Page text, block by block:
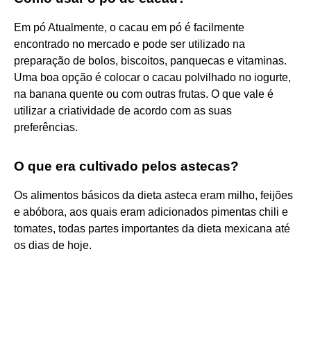
Em pó Atualmente, o cacau em pó é facilmente
encontrado no mercado e pode ser utilizado na
preparação de bolos, biscoitos, panquecas e vitaminas.
Uma boa opção é colocar o cacau polvilhado no iogurte,
na banana quente ou com outras frutas. O que vale é
utilizar a criatividade de acordo com as suas
preferências.
O que era cultivado pelos astecas?
Os alimentos básicos da dieta asteca eram milho, feijões
e abóbora, aos quais eram adicionados pimentas chili e
tomates, todas partes importantes da dieta mexicana até
os dias de hoje.